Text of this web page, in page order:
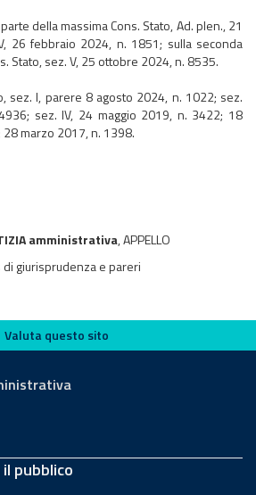
della massima Cons. Stato, Ad. plen., 21
26 febbraio 2024, n. 1851; sulla seconda
Stato, sez. V, 25 ottobre 2024, n. 8535.
sez. I, parere 8 agosto 2024, n. 1022; sez.
sez. IV, 24 maggio 2019, n. 3422; 18
marzo 2017, n. 1398.
amministrativa, APPELLO
di giurisprudenza e pareri
sito
Valuta questo sito
pubblico